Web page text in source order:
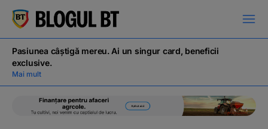
кириллица
Pasiunea câștigă mereu. Ai un singur card, beneficii
exclusive.
Mai mult